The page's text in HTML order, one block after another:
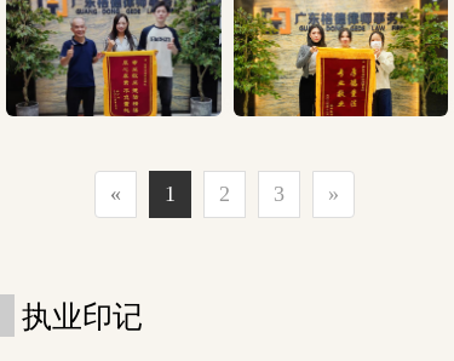
« 1 2 3 »
执业印记